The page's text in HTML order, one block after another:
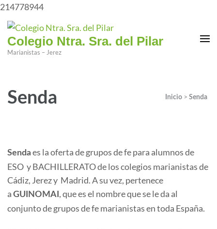
214778944
Colegio Ntra. Sra. del Pilar
Marianistas – Jerez
Senda Inicio > Senda
Senda es la oferta de grupos de fe para alumnos de
ESO y BACHILLERATO de los colegios marianistas de
Cádiz, Jerez y Madrid. A su vez, pertenece
a GUINOMAI , que es el nombre que se le da al
conjunto de grupos de fe marianistas en toda España.